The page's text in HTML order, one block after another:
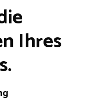
Ihres